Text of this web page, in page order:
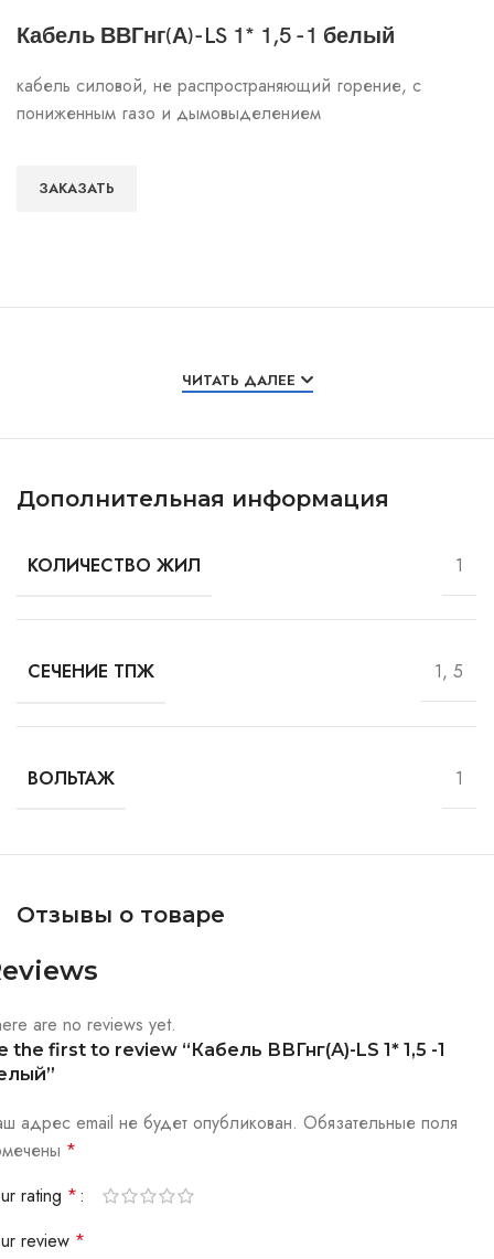
Кабель ВВГнг(А)-LS 1* 1,5 -1 белый
кабель силовой, не распространяющий горение, с
пониженным газо и дымовыделением
ЗАКАЗАТЬ
ЧИТАТЬ ДАЛЕЕ
Дополнительная информация
КОЛИЧЕСТВО ЖИЛ 1
СЕЧЕНИЕ ТПЖ 1, 5
ВОЛЬТАЖ 1
Отзывы о товаре
are no reviews yet.
the first to review “Кабель ВВГнг(А)-LS 1* 1,5 -1
адрес email не будет опубликован. Обязательные поля
*
rating *
review *